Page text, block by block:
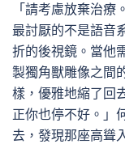
「請考慮放棄治
最討厭的不是語音
折的後視鏡。當他
製獨角獸雕像之間
樣，優雅地縮了回
正你也停不好。」
去，發現那座高聳